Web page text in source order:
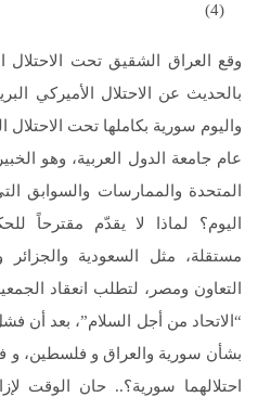
(4)
وقع العراق الشقيق تحت الاحتلال
بالحديث عن الاحتلال الأميركي
واليوم سورية بكاملها تحت الاحتلال
عام جامعة الدول العربية، وهو
المتحدة والممارسات والسوابق
اليوم؟ لماذا لا يقدّم مقترحاً
مستقلة، مثل السعودية
التعاون ومصر، لتطلب انعقاد
“الاتحاد من أجل السلام”، بعد أن
بشأن سورية والعراق و فلسطين، و
احتلالهما سورية؟.. حان الوقت